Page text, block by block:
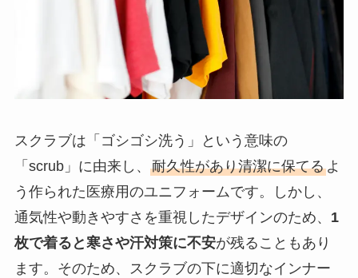
スクラブは「ゴシゴシ洗う」という意味の
「scrub」に由来し、 耐久性があり清潔に保てるよ
う作られた医療用のユニフォームです。しかし、
通気性や動きやすさを重視したデザインのため、 1
枚で着ると寒さや汗対策に不安が残ることもあり
ます。そのため、スクラブの下に適切なインナー